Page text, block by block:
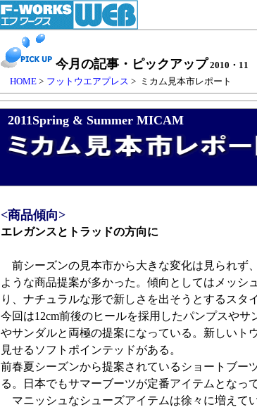
今月の記事・ピックアップ 2010・11
HOME> フットウエアプレス > ミカム見本市レポート
2011Spring & Summer MICAM
<商品傾向>
エレガンスとトラッドの方向に
前シーズンの見本市から大きな変化は見られず
ような商品提案が多かった。傾向としてはメッシ
り、ナチュラルな形で新しさを出そうとするスタ
今回は12cm前後のヒールを採用したパンプスや
やサンダルと両極の提案になっている。新しいト
見せるソフトポインテッドがある。
前春夏シーズンから提案されているショートブー
る。日本でもサマーブーツが定番アイテムとなっ
マニッシュなシューズアイテムは徐々に増えて